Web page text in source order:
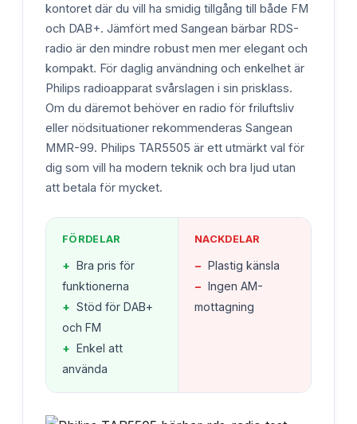
kontoret där du vill ha smidig tillgång till både FM
och DAB+. Jämfört med Sangean bärbar RDS-
radio är den mindre robust men mer elegant och
kompakt. För daglig användning och enkelhet är
Philips radioapparat svårslagen i sin prisklass.
Om du däremot behöver en radio för friluftsliv
eller nödsituationer rekommenderas Sangean
MMR-99. Philips TAR5505 är ett utmärkt val för
dig som vill ha modern teknik och bra ljud utan
att betala för mycket.
FÖRDELAR
+ Bra pris för
funktionerna
+ Stöd för DAB+
och FM
+ Enkel att
använda
NACKDELAR
− Plastig känsla
− Ingen AM-
mottagning